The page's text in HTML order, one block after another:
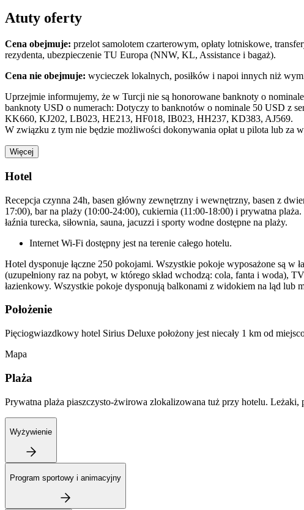
Atuty oferty
Cena obejmuje: przelot samolotem czarterowym, opłaty lotniskowe,
rezydenta, ubezpieczenie TU Europa (NNW, KL, Assistance i bagaż).
Cena nie obejmuje: wycieczek lokalnych, posiłków i napoi innych niż
Uprzejmie informujemy, że w Turcji nie są honorowane banknoty o
banknoty USD o numerach: Dotyczy to banknotów o nominale 50 USD z
KK660, KJ202, LB023, HE213, HF018, IB023, HH237, KD383, AJ569.
W związku z tym nie będzie możliwości dokonywania opłat u pilota lub
Więcej
Hotel
Recepcja czynna 24h, basen główny zewnętrzny i wewnętrzny, basen z
17:00), bar na plaży (10:00-24:00), cukiernia (11:00-18:00) i prywatna
łaźnia turecka, siłownia, sauna, jacuzzi i sporty wodne dostępne na plaży.
Internet Wi-Fi dostępny jest na terenie całego hotelu.
Hotel dysponuje łączne 250 pokojami. Wszystkie pokoje wyposażone są w
(uzupełniony raz na pobyt, w którego skład wchodzą: cola, fanta i woda),
łazienkowy. Wszystkie pokoje dysponują balkonami z widokiem na ląd lub
Położenie
Pięciogwiazdkowy hotel Sirius Deluxe położony jest niecały 1 km od
Mapa
Plaża
Prywatna plaża piaszczysto-żwirowa zlokalizowana tuż przy hotelu. Leżaki,
Wyżywienie
Program sportowy i animacyjny